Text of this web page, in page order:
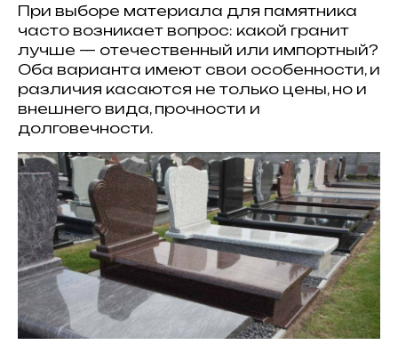
При выборе материала для памятника
часто возникает вопрос: какой гранит
лучше — отечественный или импортный?
Оба варианта имеют свои особенности, и
различия касаются не только цены, но и
внешнего вида, прочности и
долговечности.